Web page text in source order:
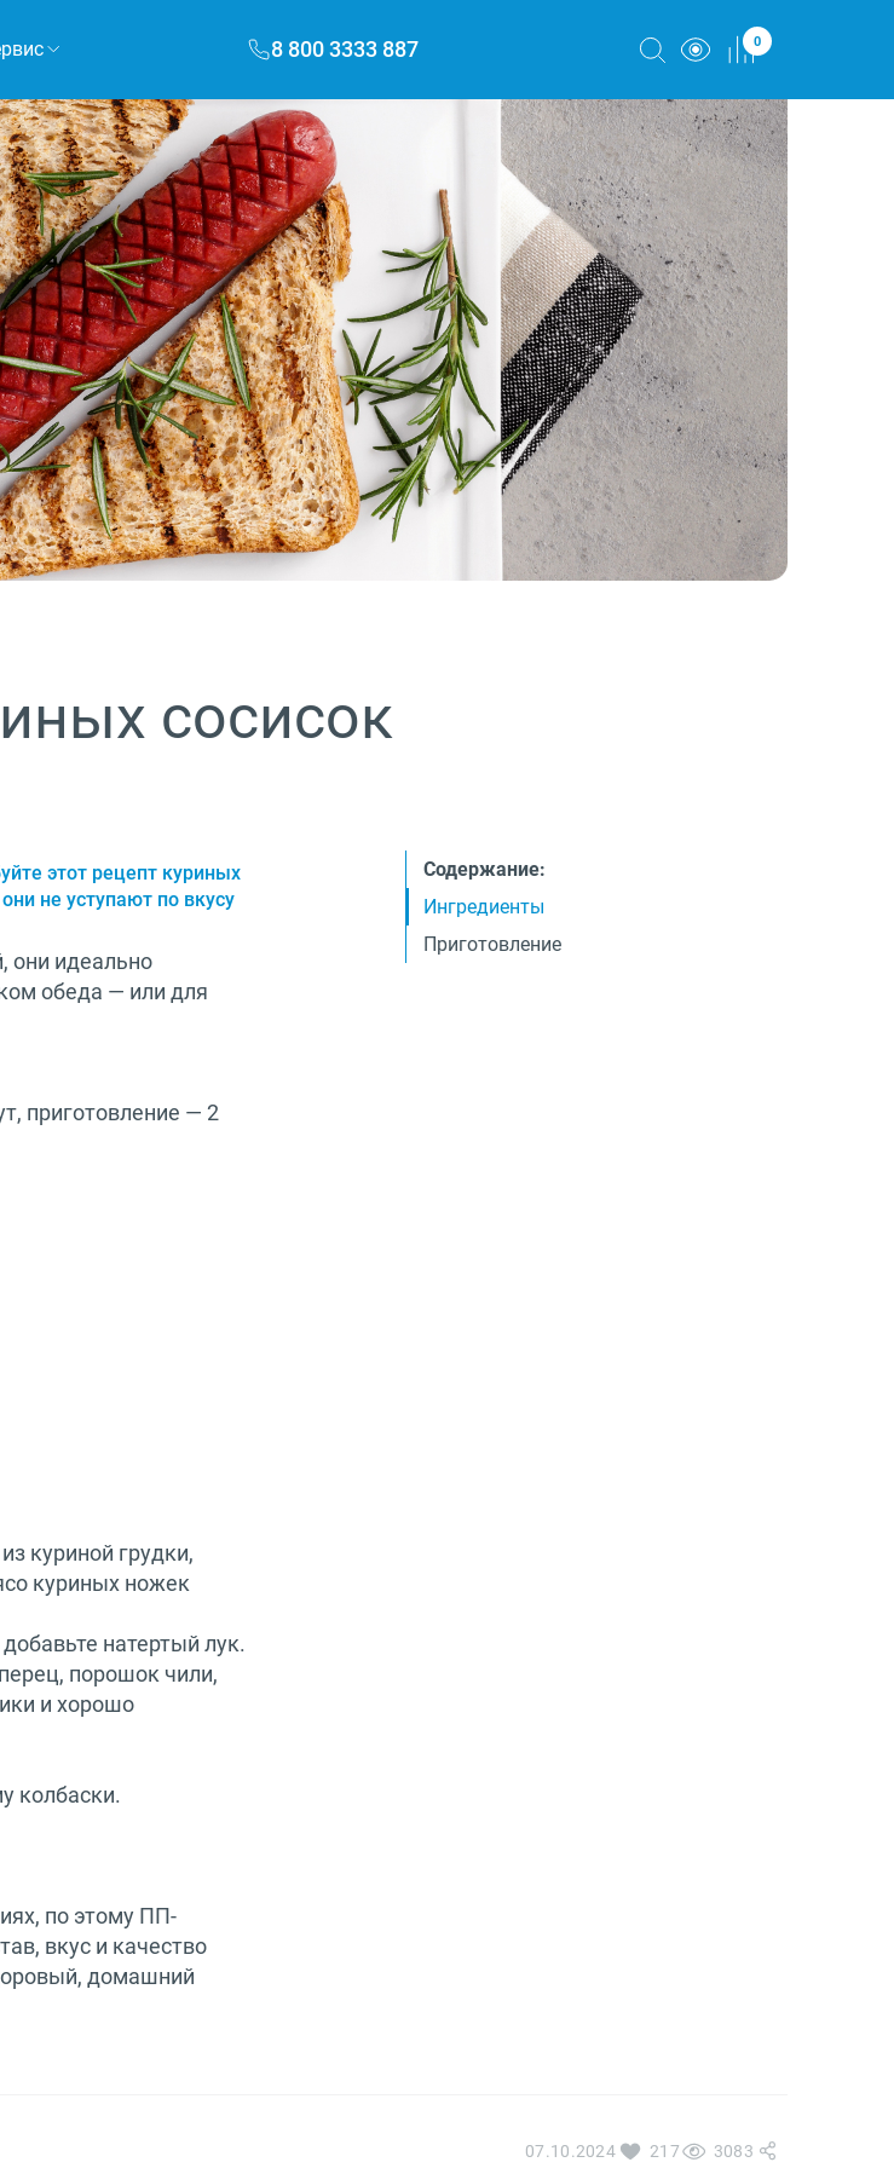
8 800 3333 887 0
сосисок
Содержание:
Ингредиенты
Приготовление
этот рецепт куриных
не уступают по вкусу
они идеально
обеда — или для
приготовление — 2
куриной грудки,
куриных ножек
натертый лук.
порошок чили,
и хорошо
колбаски.
по этому ПП-
вкус и качество
домашний
07.10.2024 217 3083